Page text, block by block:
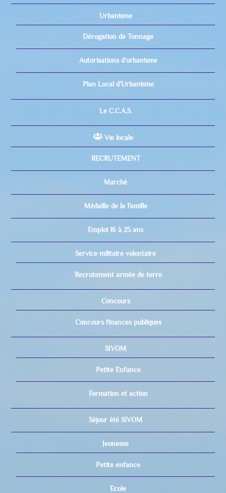
Urbanisme
Dérogation de Tonnage
Autorisations d’urbanisme
Plan Local d’Urbanisme
Le C.C.A.S.
Vie locale
RECRUTEMENT
Marché
Médaille de la Famille
Emploi 16 à 25 ans
Service militaire volontaire
Recrutement armée de terre
Concours
Concours finances publiques
SIVOM
Petite Enfance
Formation et action
Séjour été SIVOM
Jeunesse
Petite enfance
Ecole